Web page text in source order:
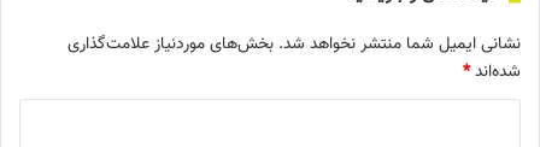
نشانی ایمیل شما منتشر نخواهد شد. بخش‌های موردنیاز علامت‌گذاری
شده‌اند*